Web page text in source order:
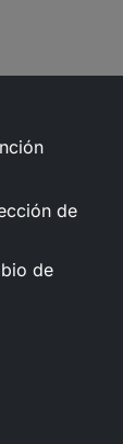
de
de